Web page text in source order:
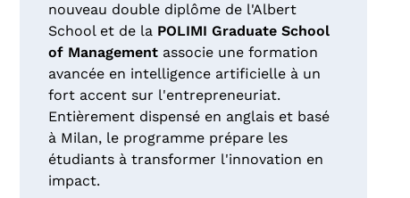
nouveau double diplôme de l'Albert
School et de la POLIMI Graduate School
of Managementassocie une formation
avancée en intelligence artificielle à un
fort accent sur l'entrepreneuriat.
Entièrement dispensé en anglais et basé
à Milan, le programme prépare les
étudiants à transformer l'innovation en
impact.